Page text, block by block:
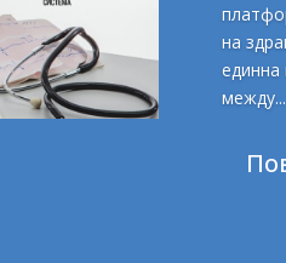
на
единна
между...